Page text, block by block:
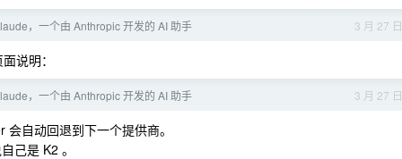
3 月 27 日
，一个由 Anthropic 开发的 AI 助手
说明：
3 月 27 日
，一个由 Anthropic 开发的 AI 助手
自动回退到下一个提供商。
己是 K2 。